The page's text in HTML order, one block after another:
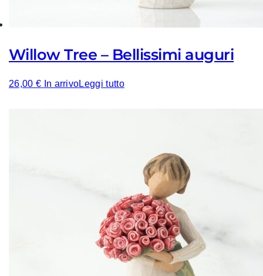
Willow Tree – Bellissimi auguri
26,00 € In arrivoLeggi tutto